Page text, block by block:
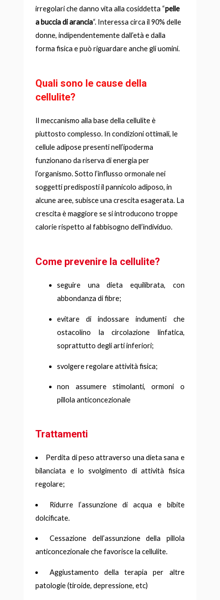
irregolari che danno vita alla cosiddetta “pelle
a buccia di arancia“. Interessa circa il 90% delle
donne, indipendentemente dall’età e dalla
forma fisica e può riguardare anche gli uomini.
Quali sono le cause della
cellulite?
Il meccanismo alla base della cellulite è
piuttosto complesso. In condizioni ottimali, le
cellule adipose presenti nell’ipoderma
funzionano da riserva di energia per
l’organismo. Sotto l’influsso ormonale nei
soggetti predisposti il pannicolo adiposo, in
alcune aree, subisce una crescita esagerata. La
crescita è maggiore se si introducono troppe
calorie rispetto al fabbisogno dell’individuo.
Come prevenire la cellulite?
seguire una dieta equilibrata, con
abbondanza di fibre;
evitare di indossare indumenti che
ostacolino la circolazione linfatica,
soprattutto degli arti inferiori;
svolgere regolare attività fisica;
non assumere stimolanti, ormoni o
pillola anticoncezionale
Trattamenti
Perdita di peso attraverso una dieta sana e
bilanciata e lo svolgimento di attività fisica
regolare;
Ridurre l’assunzione di acqua e bibite
dolcificate.
Cessazione dell’assunzione della pillola
anticoncezionale che favorisce la cellulite.
Aggiustamento della terapia per altre
patologie (tiroide, depressione, etc)